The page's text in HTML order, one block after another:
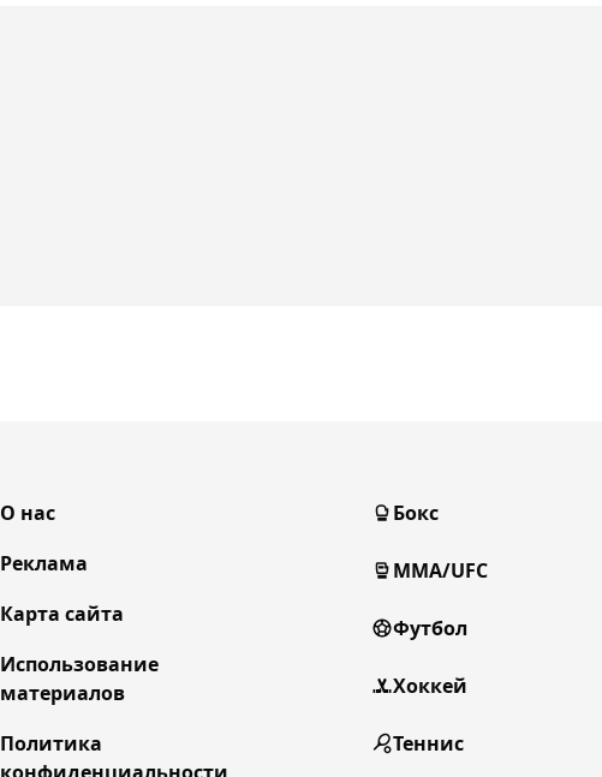
О нас
Реклама
Карта сайта
Использование
материалов
Политика
Бокс
MMA/UFC
Футбол
Хоккей
Теннис